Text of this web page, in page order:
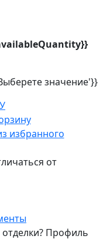
значение'}}
избранного
от
Профиль